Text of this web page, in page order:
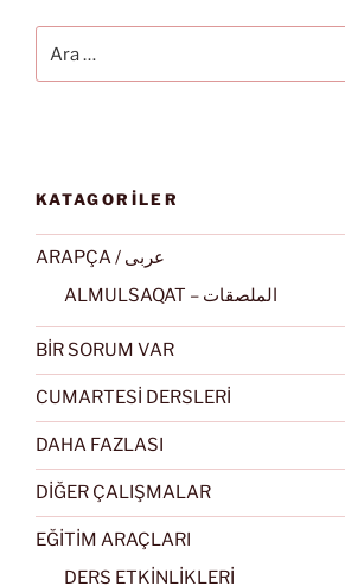
KATAGORİLER
ARAPÇA / عربى
ALMULSAQAT – الملصقات
BİR SORUM VAR
CUMARTESİ DERSLERİ
DAHA FAZLASI
DİĞER ÇALIŞMALAR
EĞİTİM ARAÇLARI
DERS ETKİNLİKLERİ